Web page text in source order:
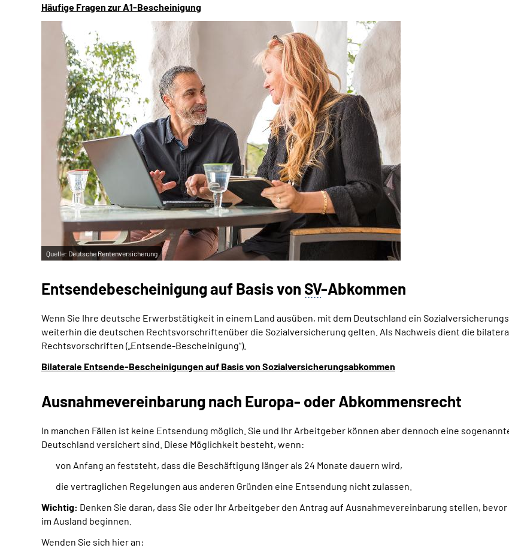
Häufige Fragen zur A1-Bescheinigung
Quelle: Deutsche Rentenversicherung
Entsendebescheinigung auf Basis von SV-Abkommen
Wenn Sie Ihre deutsche Erwerbstätigkeit in einem Land ausüben, mit dem Deutschland ein
weiterhin die deutschen Rechtsvorschriftenüber die Sozialversicherung gelten. Als Nachweis dient die
Rechtsvorschriften („Entsende-Bescheinigung“).
Bilaterale Entsende-Bescheinigungen auf Basis von Sozialversicherungsabkommen
Ausnahmevereinbarung nach Europa- oder Abkommensrecht
In manchen Fällen ist keine Entsendung möglich. Sie und Ihr Arbeitgeber können aber dennoch eine
Deutschland versichert sind. Diese Möglichkeit besteht, wenn:
von Anfang an feststeht, dass die Beschäftigung länger als 24 Monate dauern wird,
die vertraglichen Regelungen aus anderen Gründen eine Entsendung nicht zulassen.
Wichtig: Denken Sie daran, dass Sie oder Ihr Arbeitgeber den Antrag auf Ausnahmevereinbarung stellen,
im Ausland beginnen.
Wenden Sie sich hier an: